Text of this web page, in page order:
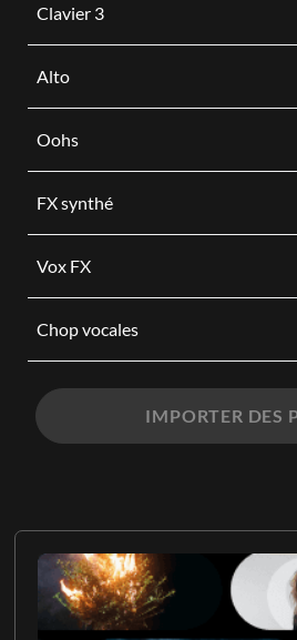
Clavier 3
Alto
Oohs
FX synthé
Vox FX
Chop vocales
IMPORTER DES